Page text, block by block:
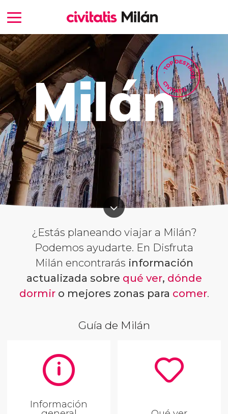
Milán
¿Estás planeando viajar a Milán?
Podemos ayudarte. En Disfruta
Milán encontrarás información
actualizada sobre qué ver, dónde
dormiro mejores zonas para comer.
Guía de Milán
Información